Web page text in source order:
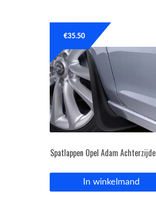
Spatlappen Opel Adam Achterzijde
€35.50
In winkelmand